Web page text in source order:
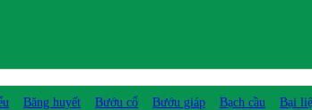
Băng huyết Bướu cổ Bướu giáp Bạch cầu Bại